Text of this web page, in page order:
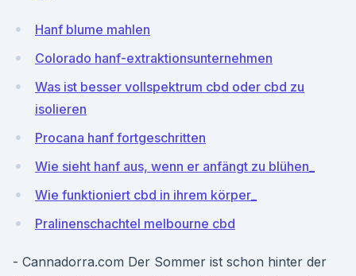
Hanf blume mahlen
Colorado hanf-extraktionsunternehmen
Was ist besser vollspektrum cbd oder cbd zu
isolieren
Procana hanf fortgeschritten
Wie sieht hanf aus, wenn er anfängt zu blühen_
Wie funktioniert cbd in ihrem körper_
Pralinenschachtel melbourne cbd
- Cannadorra.com Der Sommer ist schon hinter der